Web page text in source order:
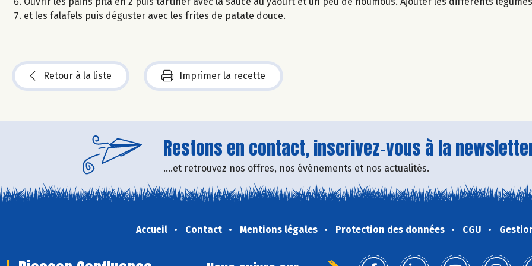
et les falafels puis déguster avec les frites de patate douce.
Retour à la liste Imprimer la recette
Restons en contact, inscrivez-vous à la
....et retrouvez nos offres, nos événements et nos actualités.
Accueil Contact Mentions légales Protection des données CGU